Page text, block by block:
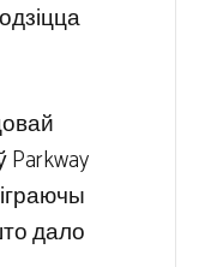
дало